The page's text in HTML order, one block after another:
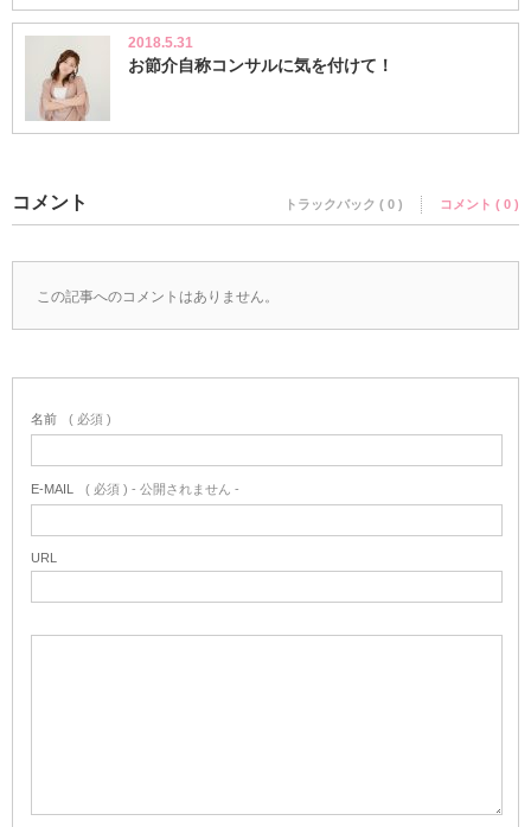
2018.5.31
お節介自称コンサルに気を付けて！
コメント トラックバック ( 0 ) コメント ( 0 )
この記事へのコメントはありません。
名前 ( 必須 )
E-MAIL ( 必須 ) - 公開されません -
URL